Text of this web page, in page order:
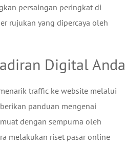
persaingan peringkat di
rujukan yang dipercaya oleh
Digital Anda
traffic ke website melalui
panduan mengenai
dengan sempurna oleh
melakukan riset pasar online